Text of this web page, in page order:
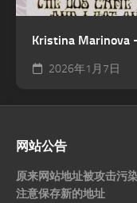
Kristina Marinova
2026年1月7日
网站公告
原来网站地址被攻击污
注意保存新的地址